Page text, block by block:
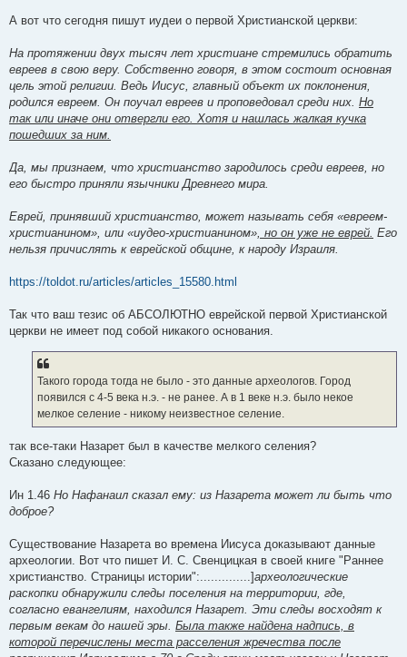
А вот что сегодня пишут иудеи о первой Христианской церкви:
На протяжении двух тысяч лет христиане стремились обратить
евреев в свою веру. Собственно говоря, в этом состоит основная
цель этой религии. Ведь Иисус, главный объект их поклонения,
родился евреем. Он поучал евреев и проповедовал среди них. Но
так или иначе они отвергли его. Хотя и нашлась жалкая кучка
пошедших за ним.
Да, мы признаем, что христианство зародилось среди евреев, но
его быстро приняли язычники Древнего мира.
Еврей, принявший христианство, может называть себя «евреем-
христианином», или «иудео-христианином», но он уже не еврей. Его
нельзя причислять к еврейской общине, к народу Израиля.
https://toldot.ru/articles/articles_15580.html
Так что ваш тезис об АБСОЛЮТНО еврейской первой Христианской
церкви не имеет под собой никакого основания.
Такого города тогда не было - это данные археологов. Город
появился с 4-5 века н.э. - не ранее. А в 1 веке н.э. было некое
мелкое селение - никому неизвестное селение.
так все-таки Назарет был в качестве мелкого селения?
Сказано следующее:
Ин 1.46 Но Нафанаил сказал ему: из Назарета может ли быть что
доброе?
Существование Назарета во времена Иисуса доказывают данные
археологии. Вот что пишет И. С. Свенцицкая в своей книге "Раннее
христианство. Страницы истории":..............]археологические
раскопки обнаружили следы поселения на территории, где,
согласно евангелиям, находился Назарет. Эти следы восходят к
первым векам до нашей эры. Была также найдена надпись, в
которой перечислены места расселения жречества после